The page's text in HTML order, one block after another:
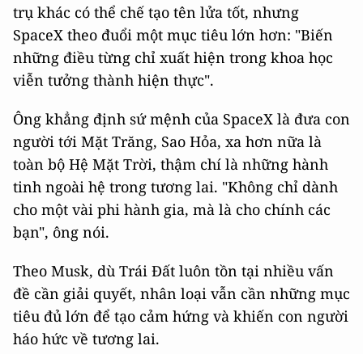
trụ khác có thể chế tạo tên lửa tốt, nhưng
SpaceX theo đuổi một mục tiêu lớn hơn: "Biến
những điều từng chỉ xuất hiện trong khoa học
viễn tưởng thành hiện thực".
Ông khẳng định sứ mệnh của SpaceX là đưa con
người tới Mặt Trăng, Sao Hỏa, xa hơn nữa là
toàn bộ Hệ Mặt Trời, thậm chí là những hành
tinh ngoài hệ trong tương lai. "Không chỉ dành
cho một vài phi hành gia, mà là cho chính các
bạn", ông nói.
Theo Musk, dù Trái Đất luôn tồn tại nhiều vấn
đề cần giải quyết, nhân loại vẫn cần những mục
tiêu đủ lớn để tạo cảm hứng và khiến con người
háo hức về tương lai.